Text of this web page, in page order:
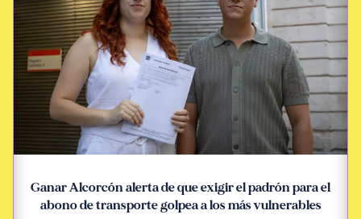
Ganar Alcorcón alerta de que exigir el padrón para el
abono de transporte golpea a los más vulnerables